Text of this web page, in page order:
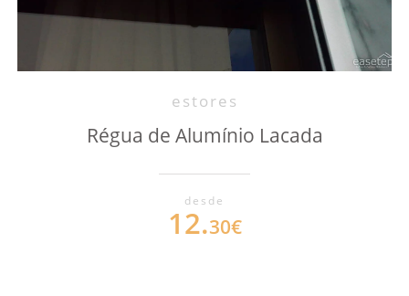
estores
Régua de Alumínio Lacada
desde
12.30€